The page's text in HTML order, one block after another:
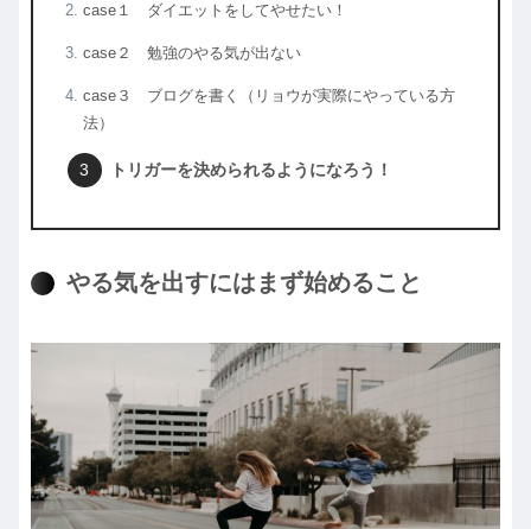
case１ ダイエットをしてやせたい！
case２ 勉強のやる気が出ない
case３ ブログを書く（リョウが実際にやっている方
法）
トリガーを決められるようになろう！
やる気を出すにはまず始めること